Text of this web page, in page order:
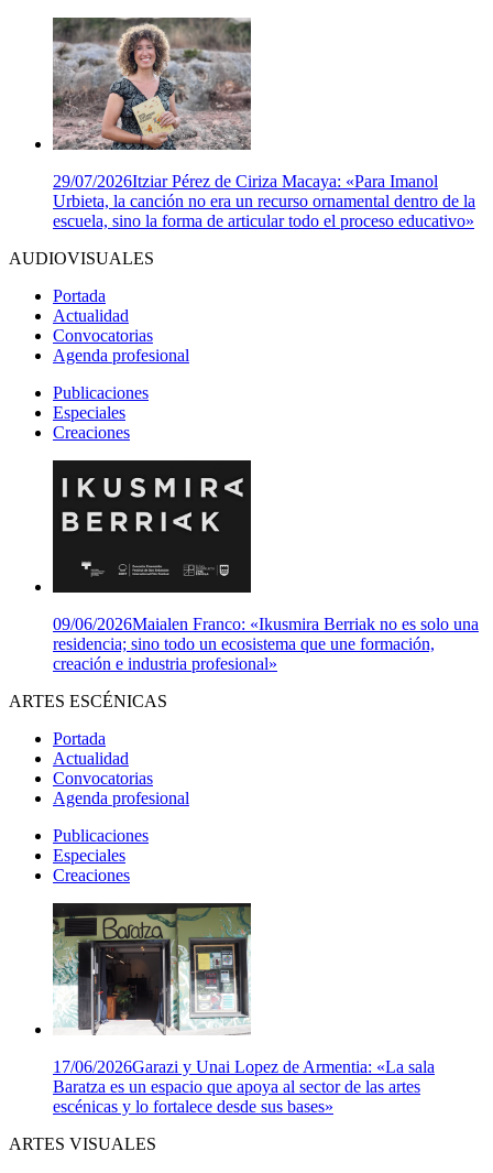
29/07/2026Itziar Pérez de Ciriza Macaya: «Para Imanol
Urbieta, la canción no era un recurso ornamental dentro de la
escuela, sino la forma de articular todo el proceso educativo»
AUDIOVISUALES
Portada
Actualidad
Convocatorias
Agenda profesional
Publicaciones
Especiales
Creaciones
09/06/2026Maialen Franco: «Ikusmira Berriak no es solo una
residencia; sino todo un ecosistema que une formación,
creación e industria profesional»
ARTES ESCÉNICAS
Portada
Actualidad
Convocatorias
Agenda profesional
Publicaciones
Especiales
Creaciones
17/06/2026Garazi y Unai Lopez de Armentia: «La sala
Baratza es un espacio que apoya al sector de las artes
escénicas y lo fortalece desde sus bases»
ARTES VISUALES